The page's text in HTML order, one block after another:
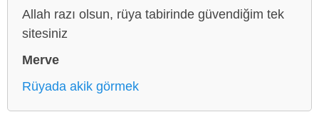
Allah razı olsun, rüya tabirinde güvendiğim tek
sitesiniz
Merve
Rüyada akik görmek